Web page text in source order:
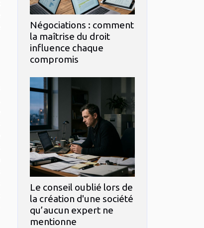
Négociations : comment
la maîtrise du droit
influence chaque
compromis
Le conseil oublié lors de
la création d'une société
qu’aucun expert ne
mentionne